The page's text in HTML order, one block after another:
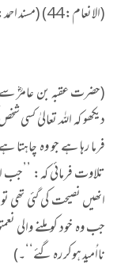
(الانعام: 44) (مسند احمد: 17311)
(حضرت عقبہ بن عامرؓ
دیکھو کہ اللہ تعالیٰ کسی
فرما رہا ہے جو وہ
تلاوت فرمائی کہ:
انھیں نصیحت کی گئی
جب وہ خود کو ملنے والی
نااُمید ہوکر رہ گئے‘‘۔)